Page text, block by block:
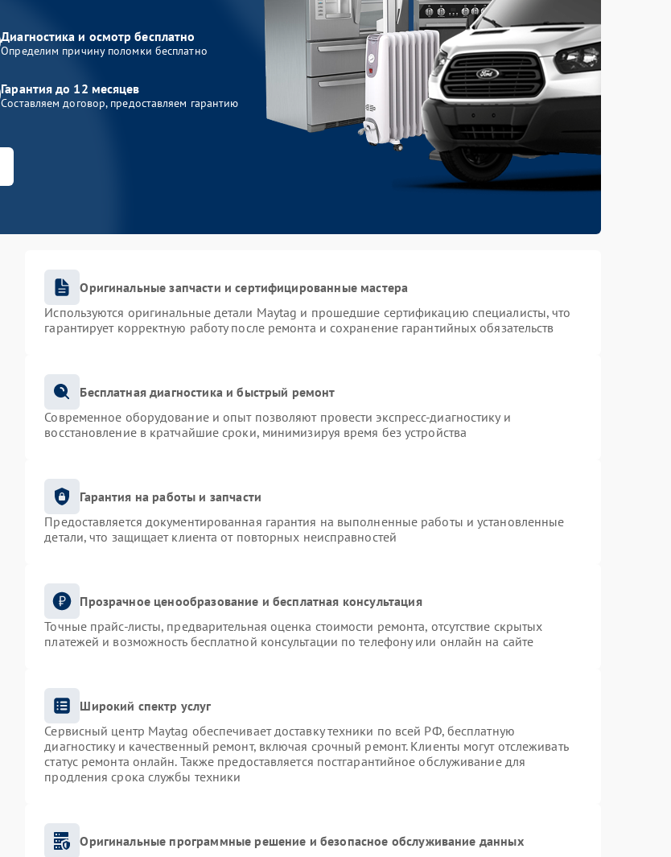
Диагностика и осмотр бесплатно
Определим причину поломки бесплатно
Гарантия до 12 месяцев
Составляем договор, предоставляем гарантию
Оригинальные запчасти и сертифицированные мастера
Используются оригинальные детали Maytag и прошедшие сертификацию специалисты, что
гарантирует корректную работу после ремонта и сохранение гарантийных обязательств
Бесплатная диагностика и быстрый ремонт
Современное оборудование и опыт позволяют провести экспресс-диагностику и
восстановление в кратчайшие сроки, минимизируя время без устройства
Гарантия на работы и запчасти
Предоставляется документированная гарантия на выполненные работы и установленные
детали, что защищает клиента от повторных неисправностей
Прозрачное ценообразование и бесплатная консультация
Точные прайс-листы, предварительная оценка стоимости ремонта, отсутствие скрытых
платежей и возможность бесплатной консультации по телефону или онлайн на сайте
Широкий спектр услуг
Сервисный центр Maytag обеспечивает доставку техники по всей РФ, бесплатную
диагностику и качественный ремонт, включая срочный ремонт. Клиенты могут отслеживать
статус ремонта онлайн. Также предоставляется постгарантийное обслуживание для
продления срока службы техники
Оригинальные программные решение и безопасное обслуживание данных